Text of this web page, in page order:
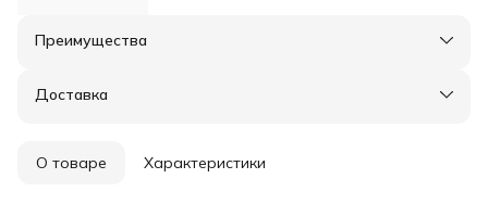
Преимущества
Оплата частями в Сплит
Удобный возврат
Доставка
О товаре Характеристики